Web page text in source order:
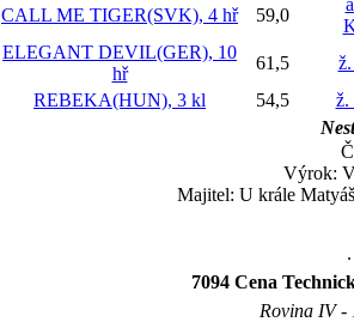
CALL ME TIGER(SVK), 4 hř 59,0
ELEGANT DEVIL(GER), 10
hř
61,5
REBEKA(HUN), 3 kl 54,5
ž.
Výrok:
Majitel: U krále
7094 Cena
Rovina IV -